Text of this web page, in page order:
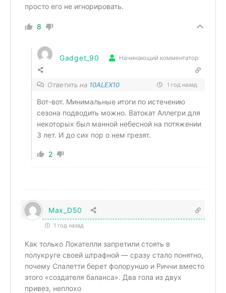
просто его не игнорировать.
8
Gadget_90 Начинающий комментатор
Ответить на 10ALEX10 1 год назад
Вот-вот. Минимальные итоги по истечению
сезона подводить можно. Ватокат Аллегри для
некоторых был манной небесной на потяжении
3 лет. И до сих пор о нем грезят.
2
Max_D50
1 год назад
Как только Локателли запретили стоять в
полукруге своей штрафной — сразу стало понятно,
почему Спалетти берет фолоруншо и Риччи вместо
этого «создателя баланса». Два гола из двух
привез, неплохо